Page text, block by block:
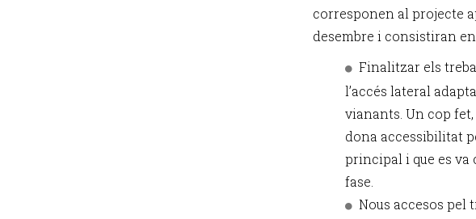
corresponen al projecte
desembre i consistiran
Finalitzar els
l’accés lateral
vianants. Un cop
dona accessibilitat
principal i que es
fase.
Nous accesos pel